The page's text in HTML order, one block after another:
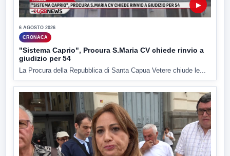
▶
6 AGOSTO 2026
CRONACA
"Sistema Caprio", Procura S.Maria CV chiede rinvio a
giudizio per 54
La Procura della Repubblica di Santa Capua Vetere chiude le...